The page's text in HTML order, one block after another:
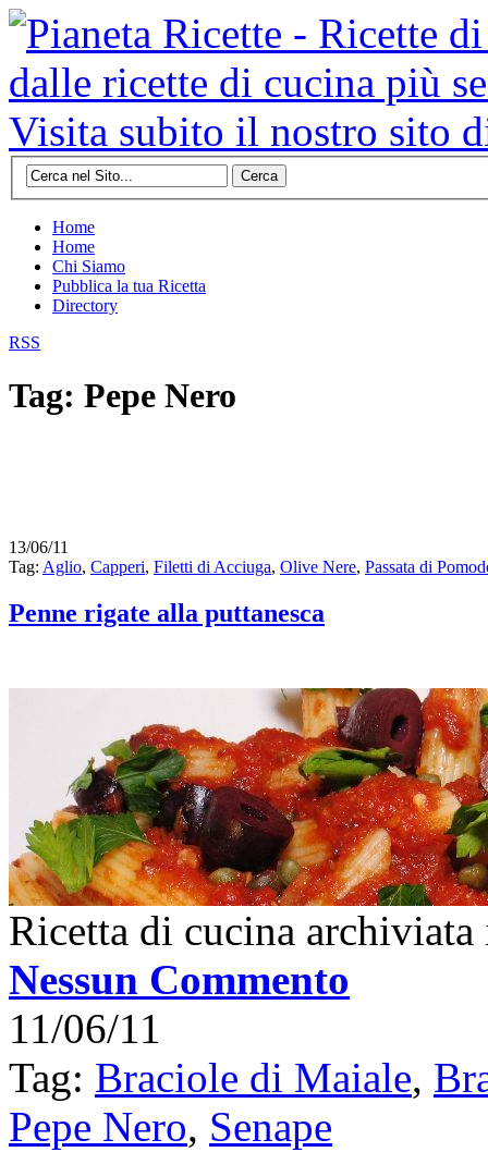
Cerca
Home
Home
Chi Siamo
Pubblica la tua Ricetta
Directory
RSS
Tag: Pepe Nero
13/06/11
Tag: Aglio, Capperi, Filetti di Acciuga, Olive Nere, Passata di
Penne rigate alla puttanesca
Ricetta di cucina
Nessun Commento
11/06/11
Tag: Braciole di Maiale,
Pepe Nero, Senape